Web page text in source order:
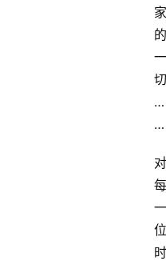
家
的
一
切
…
…
对
每
一
位
时